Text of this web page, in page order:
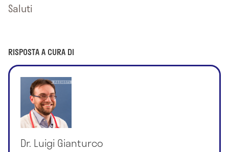
Saluti
RISPOSTA A CURA DI
Dr. Luigi Gianturco